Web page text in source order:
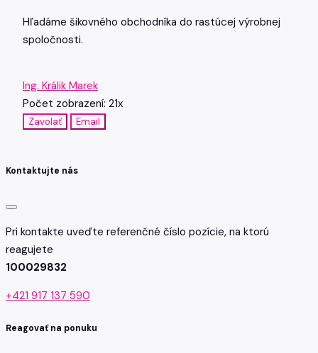
Hľadáme šikovného obchodníka do rastúcej výrobnej
spoločnosti.
Ing. Králik Marek
Počet zobrazení: 21x
Zavolať Email
Kontaktujte nás
Pri kontakte uveďte referenčné číslo pozície, na ktorú
reagujete
100029832
+421 917 137 590
Reagovať na ponuku